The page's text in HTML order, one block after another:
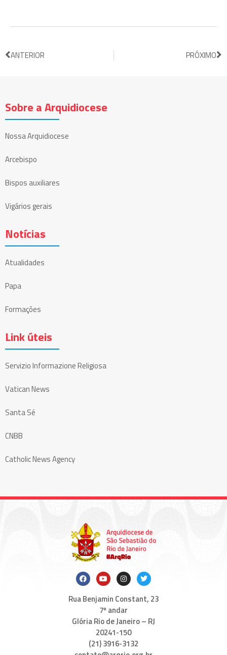
ANTERIOR PRÓXIMO
Sobre a Arquidiocese
Nossa Arquidiocese
Arcebispo
Bispos auxiliares
Vigários gerais
Notícias
Atualidades
Papa
Formações
Link úteis
Servizio Informazione Religiosa
Vatican News
Santa Sé
CNBB
Catholic News Agency
Rua Benjamin Constant, 23
7º andar
Glória Rio de Janeiro – RJ
20241-150
(21) 3916-3132